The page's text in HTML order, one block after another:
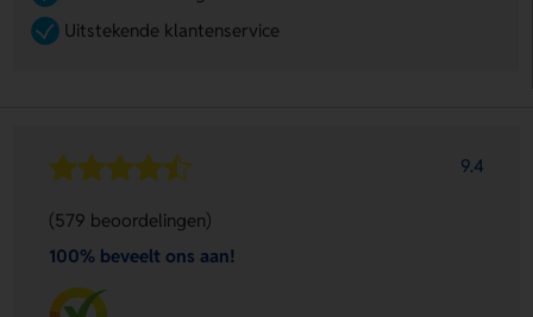
Uitstekende klantenservice
9.4
(579 beoordelingen)
100% beveelt ons aan!